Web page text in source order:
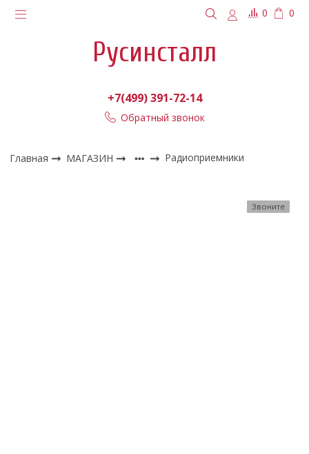
0 0
Русинсталл
+7(499) 391-72-14
Обратный звонок
Главная МАГАЗИН Радиоприемники
Звоните